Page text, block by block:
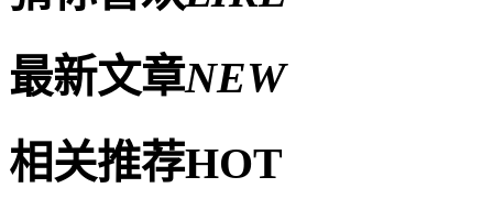
最新文章NEW
相关推荐HOT